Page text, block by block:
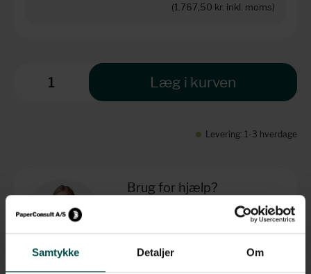
Samtykke Detaljer Om
(1.767,50 kr. inkl. moms)
Læg i kurven
Levering: 1-3 hverdage
Brug for hjælp?
Fredag: 8.00-15.30